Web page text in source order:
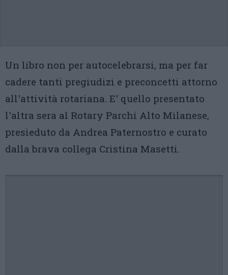
Un libro non per autocelebrarsi, ma per far
cadere tanti pregiudizi e preconcetti attorno
all'attività rotariana. E' quello presentato
l'altra sera al Rotary Parchi Alto Milanese,
presieduto da Andrea Paternostro e curato
dalla brava collega Cristina Masetti.